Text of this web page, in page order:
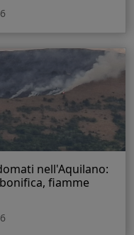
nell'Aquilano:
fiamme